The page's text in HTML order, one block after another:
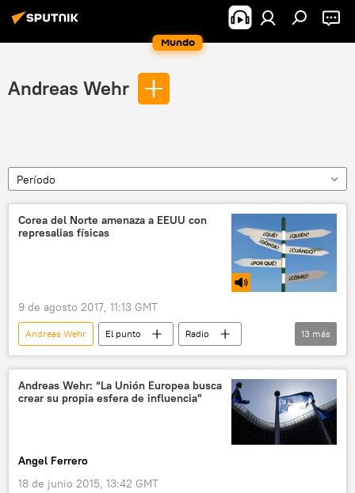
Mundo
Andreas Wehr
Período
Corea del Norte amenaza a EEUU con
represalias físicas
9 de agosto 2017, 11:13 GMT
Andreas Wehr El punto
Radio
Problema nuclear norcoreano
EEUU
Siria
Polonia
Alemania
Corea del Norte
Serguéi Riabkov
13 más
Andreas Wehr: “La Unión Europea busca
crear su propia esfera de influencia”
Angel Ferrero
18 de junio 2015, 13:42 GMT